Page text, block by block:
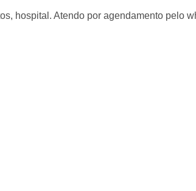
hospital. Atendo por agendamento pelo